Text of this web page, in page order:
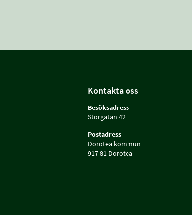
Kontakta oss
Besöksadress
Storgatan 42
Postadress
Dorotea kommun
917 81 Dorotea